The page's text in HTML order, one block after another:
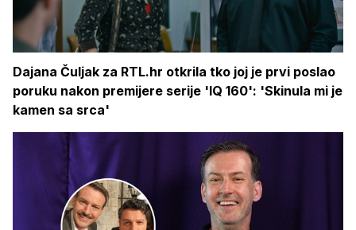
Dajana Čuljak za RTL.hr otkrila tko joj je prvi poslao
poruku nakon premijere serije 'IQ 160': 'Skinula mi je
kamen sa srca'